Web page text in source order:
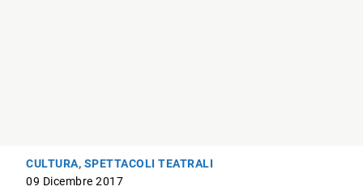
CULTURA, SPETTACOLI TEATRALI
09 Dicembre 2017